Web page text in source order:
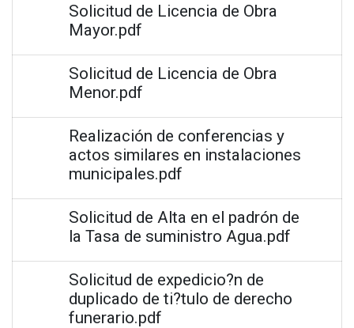
Solicitud de Licencia de Obra
Mayor.pdf
Solicitud de Licencia de Obra
Menor.pdf
Realización de conferencias y
actos similares en instalaciones
municipales.pdf
Solicitud de Alta en el padrón de
la Tasa de suministro Agua.pdf
Solicitud de expedicio?n de
duplicado de ti?tulo de derecho
funerario.pdf